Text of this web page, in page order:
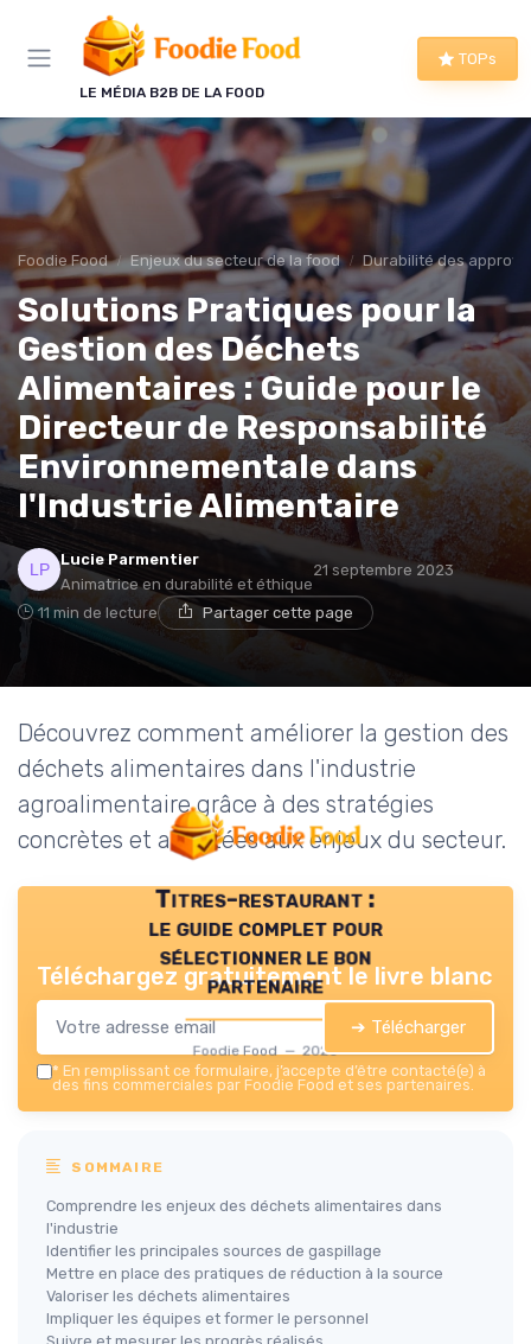
LE MÉDIA B2B DE LA FOOD
TOPs
Foodie Food Enjeux du secteur de la food Durabilité des
Solutions Pratiques pour la
Gestion des Déchets
Alimentaires : Guide pour le
Directeur de Responsabilité
Environnementale dans
l'Industrie Alimentaire
Lucie Parmentier
Animatrice en durabilité et éthique
21 septembre 2023
11 min de lecture Partager cette page
Découvrez comment améliorer la gestion des
déchets alimentaires dans l'industrie
agroalimentaire grâce à des stratégies
concrètes et adaptées aux enjeux du secteur.
Titres-restaurant :
le guide complet pour
sélectionner le bon
partenaire
Foodie Food — 2026
Téléchargez gratuitement le livre blanc
➔ Télécharger
* En remplissant ce formulaire, j’accepte d’être contacté(e) à
des fins commerciales par Foodie Food et ses partenaires.
SOMMAIRE
Comprendre les enjeux des déchets alimentaires dans
l'industrie
Identifier les principales sources de gaspillage
Mettre en place des pratiques de réduction à la source
Valoriser les déchets alimentaires
Impliquer les équipes et former le personnel
Panneau de gestion des cookies